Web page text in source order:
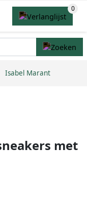
Isabel Marant
met